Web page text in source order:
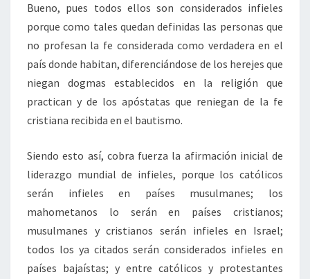
Bueno, pues todos ellos son considerados infieles
porque como tales quedan definidas las personas que
no profesan la fe considerada como verdadera en el
país donde habitan, diferenciándose de los herejes que
niegan dogmas establecidos en la religión que
practican y de los apóstatas que reniegan de la fe
cristiana recibida en el bautismo.
Siendo esto así, cobra fuerza la afirmación inicial de
liderazgo mundial de infieles, porque los católicos
serán infieles en países musulmanes; los
mahometanos lo serán en países cristianos;
musulmanes y cristianos serán infieles en Israel;
todos los ya citados serán considerados infieles en
países bajaístas; y entre católicos y protestantes